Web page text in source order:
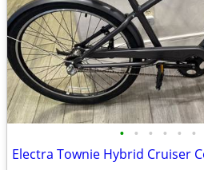
• • • • • •